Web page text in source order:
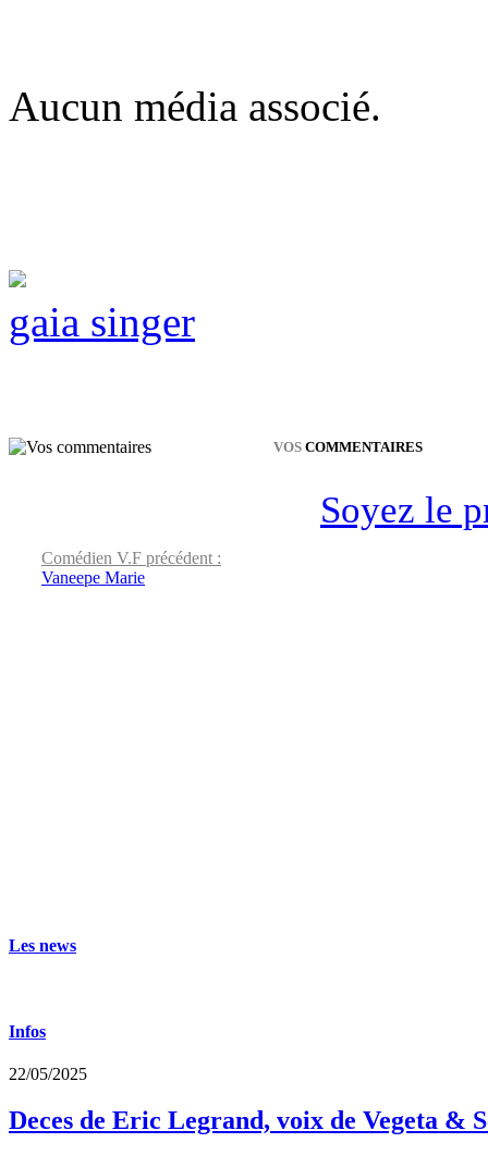
Aucun média associé.
gaia singer
VOS COMMENTAIRES
Soyez le
Comédien V.F précédent :
Vaneepe Marie
Les news
Infos
22/05/2025
Deces de Eric Legrand, voix de Vegeta &